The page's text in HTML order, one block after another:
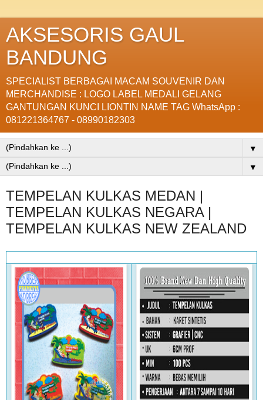
AKSESORIS GAUL
BANDUNG
SPECIALIST BERBAGAI MACAM SOUVENIR DAN
MERCHANDISE : LOGO LABEL MEDALI GELANG
GANTUNGAN KUNCI LIONTIN NAME TAG WhatsApp :
081221364767 - 08990182303
▼
▼
TEMPELAN KULKAS MEDAN |
TEMPELAN KULKAS NEGARA |
TEMPELAN KULKAS NEW ZEALAND